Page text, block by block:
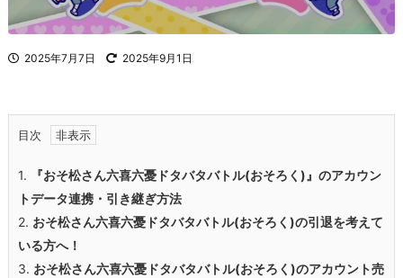
2025年7月7日 2025年9月1日
目次
1.
『おそ松さん六喜六憂ドタバタバトル(おそろく)』のアカウン
トデータ連携・引き継ぎ方法
2. おそ松さん六喜六憂ドタバタバトル(おそろく)の引退を考えて
いる方へ！
3. おそ松さん六喜六憂ドタバタバトル(おそろく)のアカウント売